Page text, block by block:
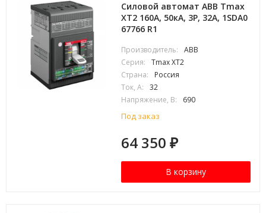
Силовой автомат ABB Tmax
XT2 160А, 50кА, 3P, 32А, 1SDA0
67766 R1
Производитель:
ABB
Серия:
Tmax XT2
Страна:
Россия
Ток, А:
32
Напряжение, В:
690
Под заказ
64 350₽
В корзину